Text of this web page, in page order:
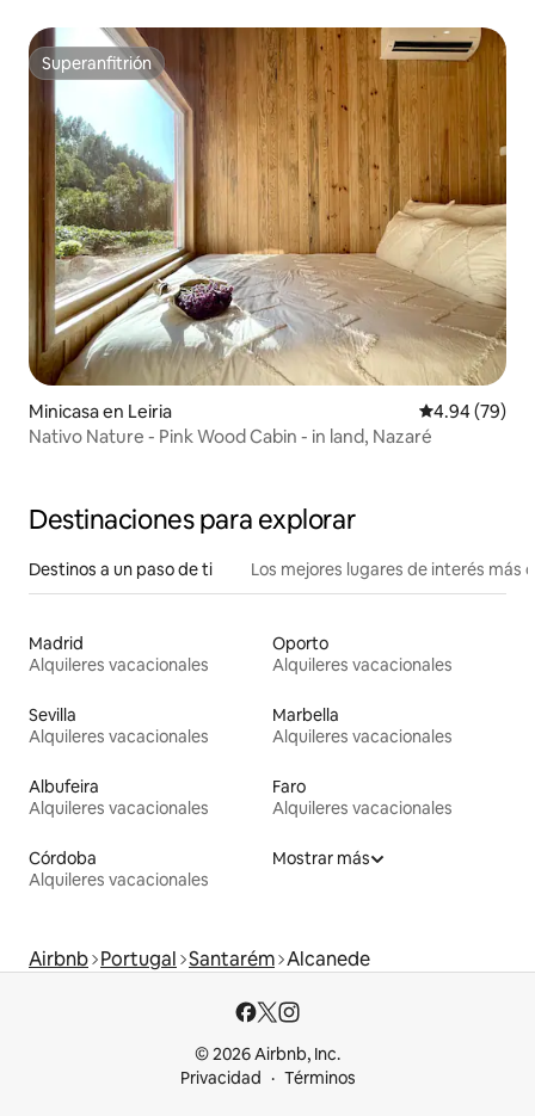
Superanfitrión
Superanfitrión
Minicasa en Leiria Calificación
4.94 (79)
Nativo Nature - Pink Wood Cabin - in land, Nazaré
Destinaciones para explorar
Destinos a un paso de ti Los mejores lugares de interés más
Madrid
Alquileres vacacionales
Oporto
Alquileres vacacionales
Sevilla
Alquileres vacacionales
Marbella
Alquileres vacacionales
Albufeira
Alquileres vacacionales
Faro
Alquileres vacacionales
Córdoba
Alquileres vacacionales
Mostrar más
Airbnb Portugal Santarém Alcanede
© 2026 Airbnb, Inc.
Privacidad
Términos